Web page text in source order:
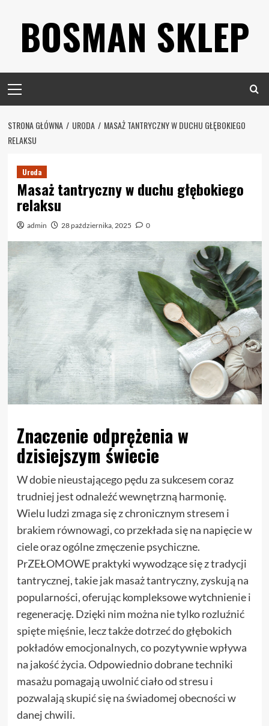
contentBOSMAN SKLEP
Menu
STRONA GŁÓWNA URODA
MASAŻ TANTRYCZNY W DUCHU GŁĘBOKIEGO
RELAKSU
Uroda
Masaż tantryczny w duchu głębokiego
relaksu
admin 28 października, 2025 0
Znaczenie odprężenia w
dzisiejszym świecie
W dobie nieustającego pędu za sukcesem coraz
trudniej jest odnaleźć wewnętrzną harmonię.
Wielu ludzi zmaga się z chronicznym stresem i
brakiem równowagi, co przekłada się na napięcie w
ciele oraz ogólne zmęczenie psychiczne.
PrZEŁOMOWE praktyki wywodzące się z tradycji
tantrycznej, takie jak masaż tantryczny, zyskują na
popularności, oferując kompleksowe wytchnienie i
regenerację. Dzięki nim można nie tylko rozluźnić
spięte mięśnie, lecz także dotrzeć do głębokich
pokładów emocjonalnych, co pozytywnie wpływa
na jakość życia. Odpowiednio dobrane techniki
masażu pomagają uwolnić ciało od stresu i
pozwalają skupić się na świadomej obecności w
danej chwili.